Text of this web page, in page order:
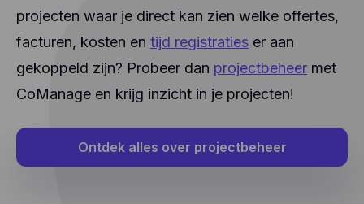
projecten waar je direct kan zien welke offertes,
facturen, kosten en tijd registraties er aan
gekoppeld zijn? Probeer dan projectbeheer met
CoManage en krijg inzicht in je projecten!
Ontdek alles over projectbeheer